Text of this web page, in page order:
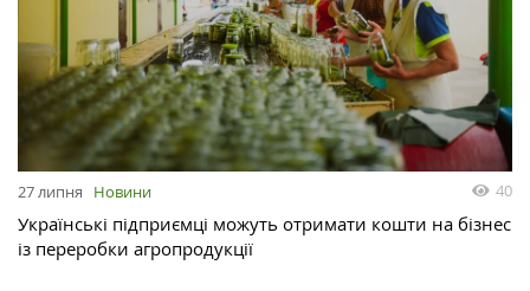
27 липня Новини 40
Українські підприємці можуть отримати кошти на бізнес
із переробки агропродукції